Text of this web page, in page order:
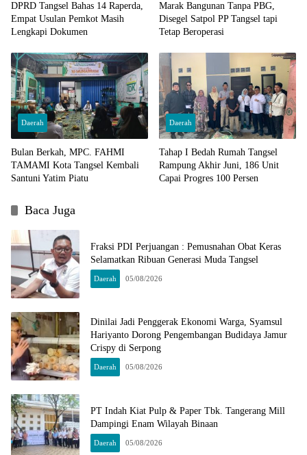
DPRD Tangsel Bahas 14 Raperda,
Empat Usulan Pemkot Masih
Lengkapi Dokumen
Marak Bangunan Tanpa PBG,
Disegel Satpol PP Tangsel tapi
Tetap Beroperasi
Daerah
Bulan Berkah, MPC. FAHMI
TAMAMI Kota Tangsel Kembali
Santuni Yatim Piatu
Daerah
Tahap I Bedah Rumah Tangsel
Rampung Akhir Juni, 186 Unit
Capai Progres 100 Persen
Baca Juga
Fraksi PDI Perjuangan : Pemusnahan Obat Keras
Selamatkan Ribuan Generasi Muda Tangsel
Daerah 05/08/2026
Dinilai Jadi Penggerak Ekonomi Warga, Syamsul
Hariyanto Dorong Pengembangan Budidaya Jamur
Crispy di Serpong
Daerah 05/08/2026
PT Indah Kiat Pulp & Paper Tbk. Tangerang Mill
Dampingi Enam Wilayah Binaan
Daerah 05/08/2026